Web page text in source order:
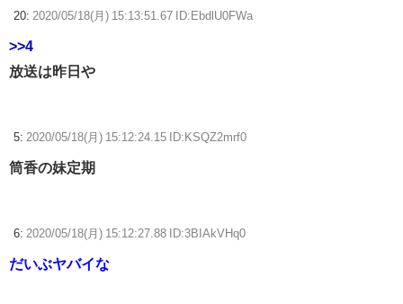
20: 2020/05/18(月) 15:13:51.67 ID:EbdlU0FWa
>>4
放送は昨日や
5: 2020/05/18(月) 15:12:24.15 ID:KSQZ2mrf0
筒香の妹定期
6: 2020/05/18(月) 15:12:27.88 ID:3BIAkVHq0
だいぶヤバイな